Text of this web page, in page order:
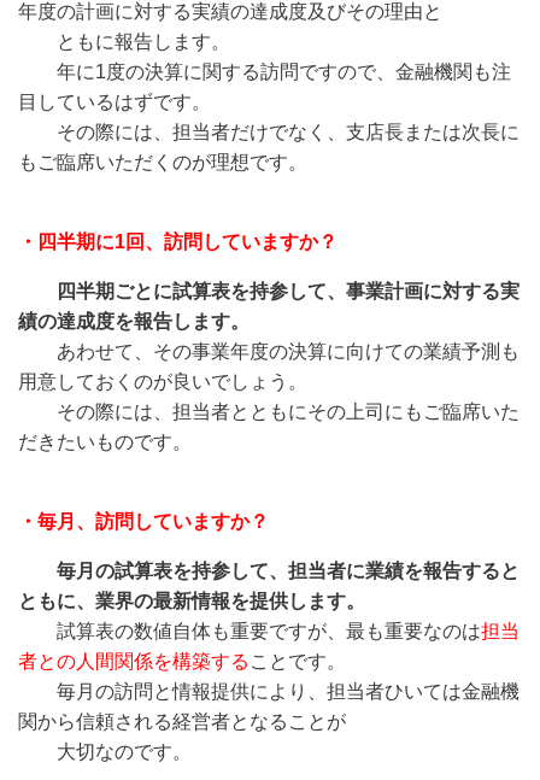
年度の計画に対する実績の達成度及びその理由と
ともに報告します。
年に1度の決算に関する訪問ですので、金融機関も注
目しているはずです。
その際には、担当者だけでなく、支店長または次長に
もご臨席いただくのが理想です。
・四半期に1回、訪問していますか？
四半期ごとに試算表を持参して、事業計画に対する実
績の達成度を報告します。
あわせて、その事業年度の決算に向けての業績予測も
用意しておくのが良いでしょう。
その際には、担当者とともにその上司にもご臨席いた
だきたいものです。
・毎月、訪問していますか？
毎月の試算表を持参して、担当者に業績を報告すると
ともに、業界の最新情報を提供します。
試算表の数値自体も重要ですが、最も重要なのは担当
者との人間関係を構築する ことです。
毎月の訪問と情報提供により、担当者ひいては金融機
関から信頼される経営者となることが
大切なのです。